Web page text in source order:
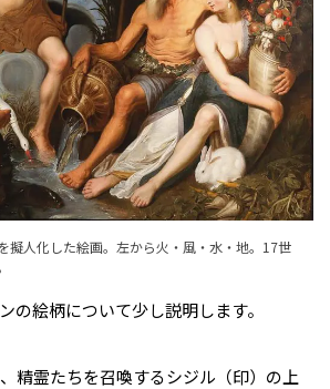
擬人化した絵画。左から火・風・水・地。17世
の絵柄について少し説明します。
精霊たちを召喚するシジル（印）の上